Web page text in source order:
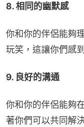
8. 相同的幽默感
你和你的伴侶能夠
玩笑，這讓你們感
9. 良好的溝通
你和你的伴侶能夠
著你們可以共同解